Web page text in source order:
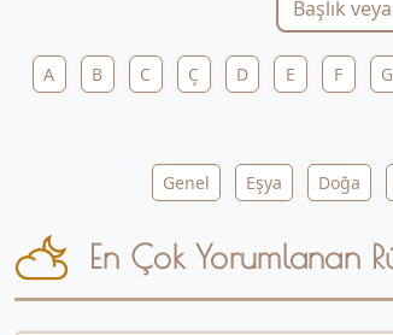
A B C Ç D E F G
Genel Eşya Doğa
En Çok Yorumlanan